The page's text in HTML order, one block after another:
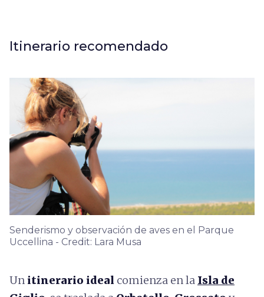
Itinerario recomendado
Senderismo y observación de aves en el Parque
Uccellina - Credit: Lara Musa
Un itinerario ideal comienza en la Isla de